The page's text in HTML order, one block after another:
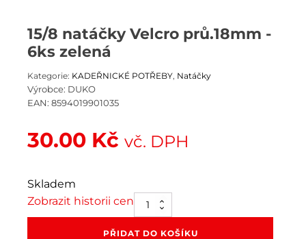
15/8 natáčky Velcro prů.18mm -
6ks zelená
Kategorie: KADEŘNICKÉ POTŘEBY Natáčky
Výrobce: DUKO
EAN: 8594019901035
30.00 Kč vč. DPH
Skladem
Zobrazit historii cen 15/8
natáčky
Velcro
PŘIDAT DO KOŠÍKU